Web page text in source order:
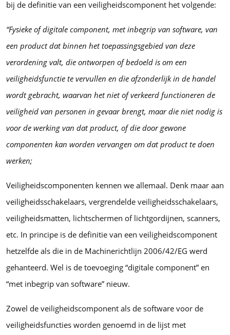
bij de definitie van een veiligheidscomponent het volgende:
“Fysieke of digitale component, met inbegrip van software, van
een product dat binnen het toepassingsgebied van deze
verordening valt, die ontworpen of bedoeld is om een
veiligheidsfunctie te vervullen en die afzonderlijk in de handel
wordt gebracht, waarvan het niet of verkeerd functioneren de
veiligheid van personen in gevaar brengt, maar die niet nodig is
voor de werking van dat product, of die door gewone
componenten kan worden vervangen om dat product te doen
werken;
Veiligheidscomponenten kennen we allemaal. Denk maar aan
veiligheidsschakelaars, vergrendelde veiligheidsschakelaars,
veiligheidsmatten, lichtschermen of lichtgordijnen, scanners,
etc. In principe is de definitie van een veiligheidscomponent
hetzelfde als die in de Machinerichtlijn 2006/42/EG werd
gehanteerd. Wel is de toevoeging “digitale component” en
“met inbegrip van software” nieuw.
Zowel de veiligheidscomponent als de software voor de
veiligheidsfuncties worden genoemd in de lijst met